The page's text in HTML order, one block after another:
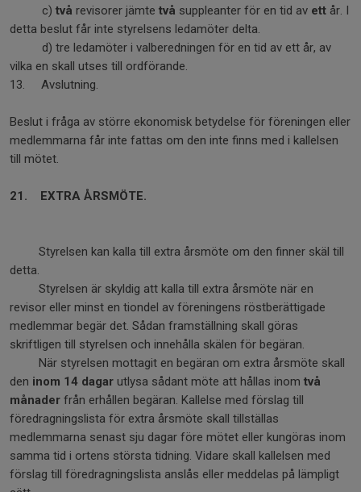
c) två revisorer jämte två suppleanter för en tid av ett år. I
detta beslut får inte styrelsens ledamöter delta.
d) tre ledamöter i valberedningen för en tid av ett år, av
vilka en skall utses till ordförande.
13. Avslutning.
Beslut i fråga av större ekonomisk betydelse för föreningen eller
medlemmarna får inte fattas om den inte finns med i kallelsen
till mötet.
21. EXTRA ÅRSMÖTE.
Styrelsen kan kalla till extra årsmöte om den finner skäl till
detta.
Styrelsen är skyldig att kalla till extra årsmöte när en
revisor eller minst en tiondel av föreningens röstberättigade
medlemmar begär det. Sådan framställning skall göras
skriftligen till styrelsen och innehålla skälen för begäran.
När styrelsen mottagit en begäran om extra årsmöte skall
den inom 14 dagar utlysa sådant möte att hållas inom två
månader från erhållen begäran. Kallelse med förslag till
föredragningslista för extra årsmöte skall tillställas
medlemmarna senast sju dagar före mötet eller kungöras inom
samma tid i ortens största tidning. Vidare skall kallelsen med
förslag till föredragningslista anslås eller meddelas på lämpligt